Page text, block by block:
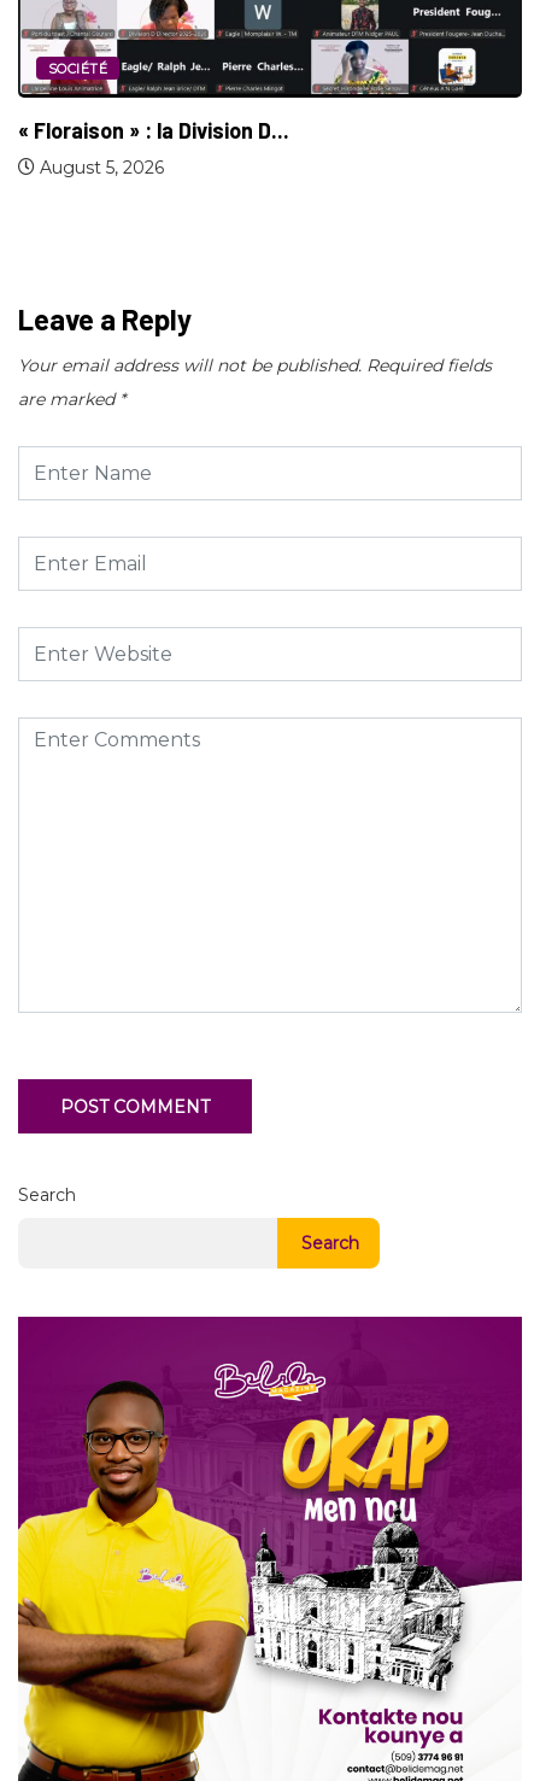
SOCIÉTÉ
« Floraison » : la Division D...
August 5, 2026
Leave a Reply
Your email address will not be published. Required fields
are marked *
Search
Search